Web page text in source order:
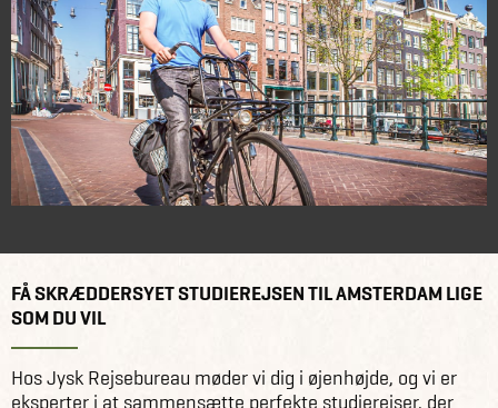
FÅ SKRÆDDERSYET STUDIEREJSEN TIL AMSTERDAM LIGE
SOM DU VIL
Hos Jysk Rejsebureau møder vi dig i øjenhøjde, og vi er
eksperter i at sammensætte perfekte studierejser, der